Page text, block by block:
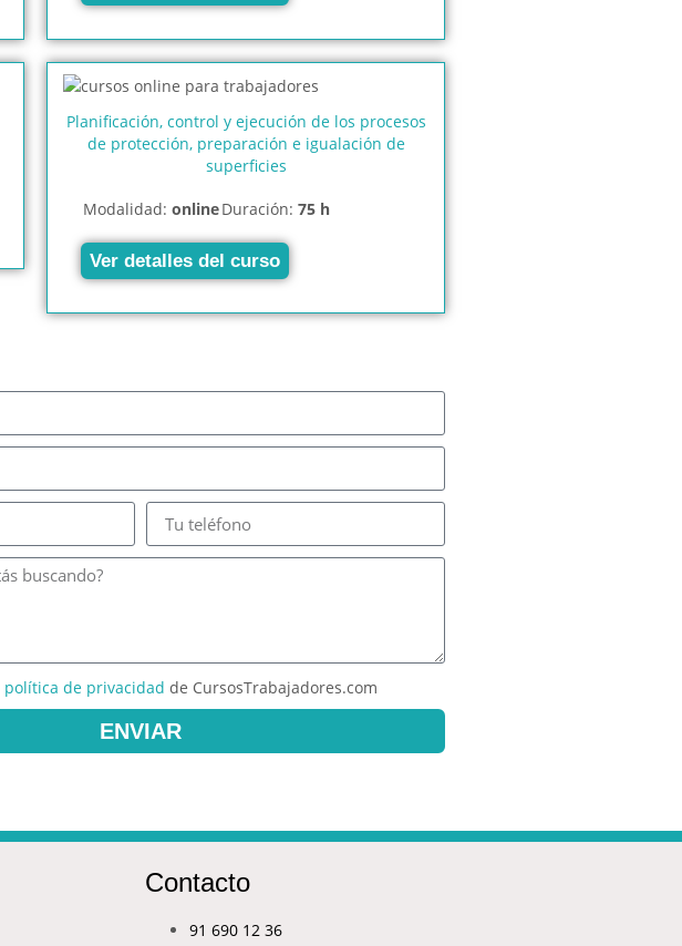
Planificación, control y ejecución de los procesos
de protección, preparación e igualación de
superficies
Modalidad: onlineDuración: 75 h
Ver detalles del curso
política de privacidad de CursosTrabajadores.com
ENVIAR
Contacto
91 690 12 36